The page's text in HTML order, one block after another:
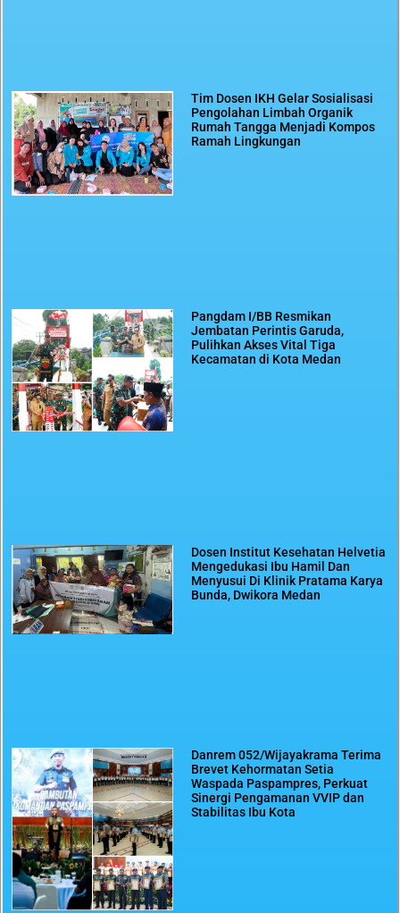
Tim Dosen IKH Gelar Sosialisasi
Pengolahan Limbah Organik
Rumah Tangga Menjadi Kompos
Ramah Lingkungan
Pangdam I/BB Resmikan
Jembatan Perintis Garuda,
Pulihkan Akses Vital Tiga
Kecamatan di Kota Medan
Dosen Institut Kesehatan Helvetia
Mengedukasi Ibu Hamil Dan
Menyusui Di Klinik Pratama Karya
Bunda, Dwikora Medan
Danrem 052/Wijayakrama Terima
Brevet Kehormatan Setia
Waspada Paspampres, Perkuat
Sinergi Pengamanan VVIP dan
Stabilitas Ibu Kota